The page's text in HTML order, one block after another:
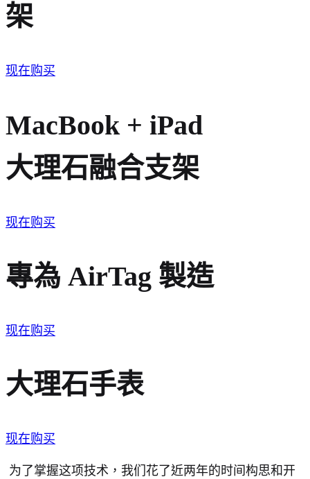
架
现在购买
MacBook + iPad
大理石融合支架
现在购买
專為 AirTag 製造
现在购买
大理石手表
现在购买
为了掌握这项技术，我们花了近两年的时间构思和开